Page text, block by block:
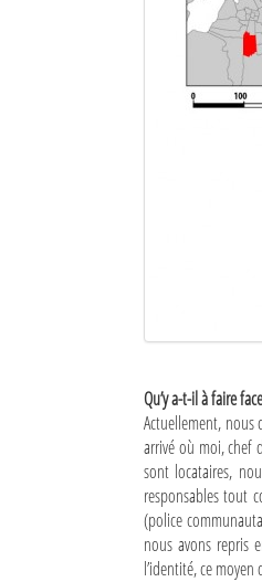
Qu’y a-t-il à faire
Actuellement, nous
arrivé où moi, chef
sont locataires,
responsables tout
(police
nous avons repris
l’identité, ce